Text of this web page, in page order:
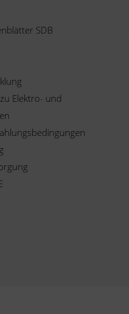
SDB
Elektro- und